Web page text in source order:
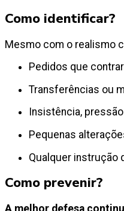
Como identificar?
Mesmo com o realismo
Pedidos que
Transferências ou
Insistência,
Pequenas
Qualquer instrução
Como prevenir?
A melhor defesa